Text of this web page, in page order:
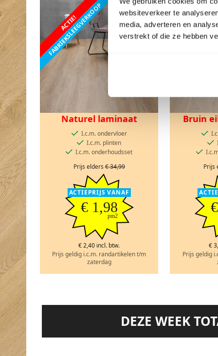
websiteverkeer te
media, adverteren en
verstrekt of die ze hebben
ACTIE!
FABRIEKSLEEGVERKOOP
Naturel laminaat
I.c.m. ondervloer
I.c.m. plinten
I.c.m. onderhoudsset
Prijs elders€ 34,99
ACTIEPRIJS VANAF
€ 1,98
pm2
€ 2,40 incl. btw.
Prijs geldig i.c.m. randartikelen t/m
zaterdag
ACTIE!
Bruin
Prijs
€
Prijs geldig
DEZE WEEK